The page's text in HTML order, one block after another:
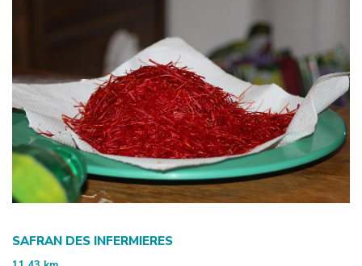
SAFRAN DES INFERMIERES